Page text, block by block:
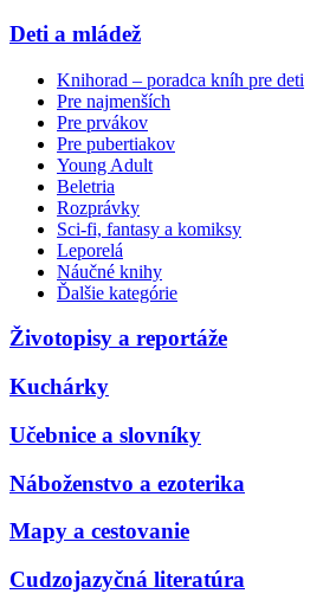
Deti a mládež
Knihorad – poradca kníh pre deti
Pre najmenších
Pre prvákov
Pre pubertiakov
Young Adult
Beletria
Rozprávky
Sci-fi, fantasy a komiksy
Leporelá
Náučné knihy
Ďalšie kategórie
Životopisy a reportáže
Kuchárky
Učebnice a slovníky
Náboženstvo a ezoterika
Mapy a cestovanie
Cudzojazyčná literatúra